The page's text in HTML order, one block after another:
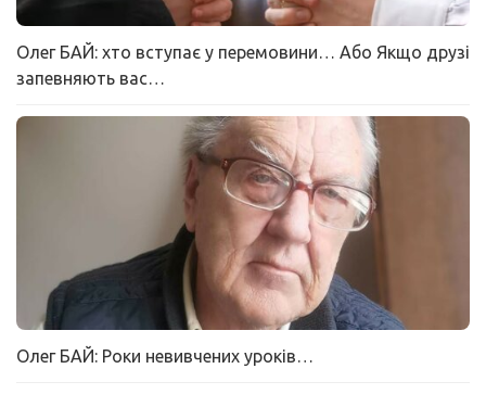
Олег БАЙ: хто вступає у перемовини… Або Якщо друзі
запевняють вас…
Олег БАЙ: Роки невивчених уроків…